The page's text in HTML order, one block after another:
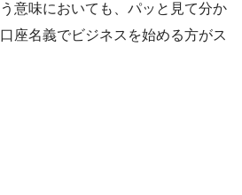
意味においても、パッと見て分か
座名義でビジネスを始める方がス